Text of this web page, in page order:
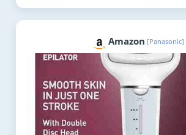
Amazon [Panasonic]